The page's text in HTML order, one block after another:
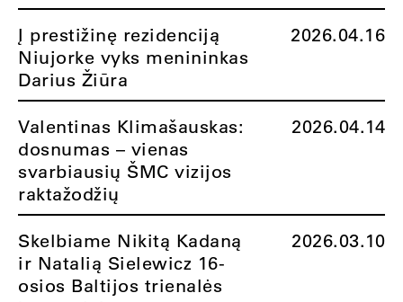
Į prestižinę rezidenciją
Niujorke vyks menininkas
Darius Žiūra
2026.04.16
Valentinas Klimašauskas:
dosnumas – vienas
svarbiausių ŠMC vizijos
raktažodžių
2026.04.14
Skelbiame Nikitą Kadaną
ir Natalią Sielewicz 16-
osios Baltijos trienalės
2026.03.10